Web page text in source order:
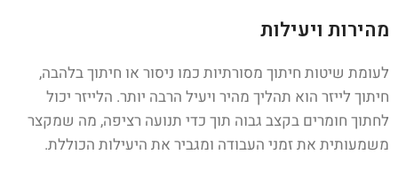
מהירות ויעילות
לעומת שיטות חיתוך מסורתיות כמו ניסור או חיתוך בלהבה,
חיתוך לייזר הוא תהליך מהיר ויעיל הרבה יותר. הלייזר יכול
לחתוך חומרים בקצב גבוה תוך כדי תנועה רציפה, מה שמקצר
משמעותית את זמני העבודה ומגביר את היעילות הכוללת.